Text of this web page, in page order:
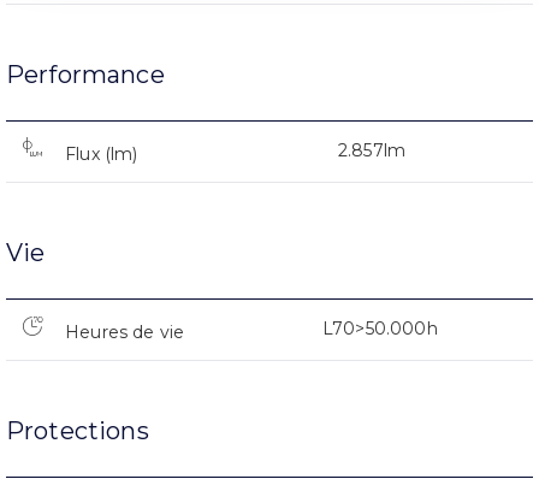
Performance
Flux (lm) 2.857lm
Vie
Heures de vie L70>50.000h
Protections